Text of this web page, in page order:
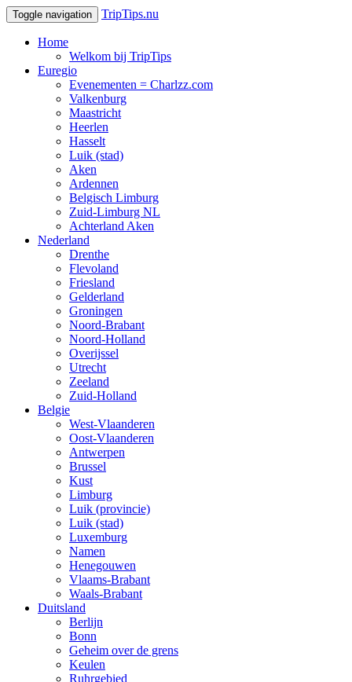
Toggle navigation TripTips.nu
Home
Welkom bij TripTips
Euregio
Evenementen = Charlzz.com
Valkenburg
Maastricht
Heerlen
Hasselt
Luik (stad)
Aken
Ardennen
Belgisch Limburg
Zuid-Limburg NL
Achterland Aken
Nederland
Drenthe
Flevoland
Friesland
Gelderland
Groningen
Noord-Brabant
Noord-Holland
Overijssel
Utrecht
Zeeland
Zuid-Holland
Belgie
West-Vlaanderen
Oost-Vlaanderen
Antwerpen
Brussel
Kust
Limburg
Luik (provincie)
Luik (stad)
Luxemburg
Namen
Henegouwen
Vlaams-Brabant
Waals-Brabant
Duitsland
Berlijn
Bonn
Geheim over de grens
Keulen
Ruhrgebied